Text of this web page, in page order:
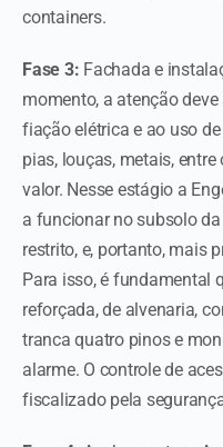
containers.
Fase 3: Fachada e
momento, a atenção
fiação elétrica e ao uso
pias, louças, metais,
valor. Nesse estágio a
a funcionar no subsolo
restrito, e, portanto, mais
Para isso, é fundamental
reforçada, de alvenaria,
tranca quatro pinos e
alarme. O controle de
fiscalizado pela